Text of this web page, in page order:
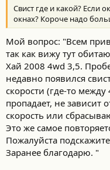
Свист где и какой? Если
окнах? Короче надо
Мой вопрос: "Всем
так как вижу тут
Хай 2008 4wd 3,5.
недавно появился
скорости (где-то
пропадает, не зависит
скорость или
Это же самое
Пожалуйста
Заранее благодарю. "